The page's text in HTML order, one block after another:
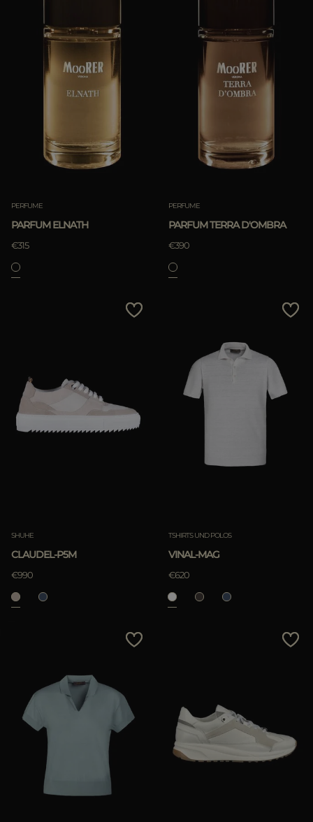
PERFUME
PARFUM ELNATH
€315
PERFUME
PARFUM TERRA D'OMBRA
€390
SHUHE
CLAUDEL-P5M
€990
TSHIRTS UND POLOS
VINAL-MAG
€620